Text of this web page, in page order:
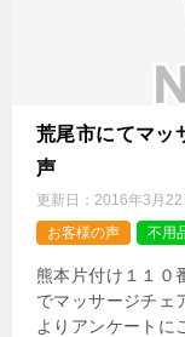
荒尾市にてマ
声
更新日： 2016年3月22
お客様の声
不用
熊本片付け１１０
でマッサージチェ
よりアンケートに